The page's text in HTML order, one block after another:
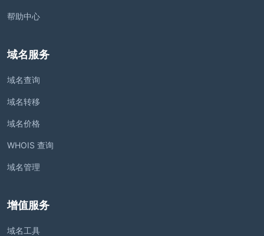
帮助中心
域名服务
域名查询
域名转移
域名价格
WHOIS 查询
域名管理
增值服务
域名工具